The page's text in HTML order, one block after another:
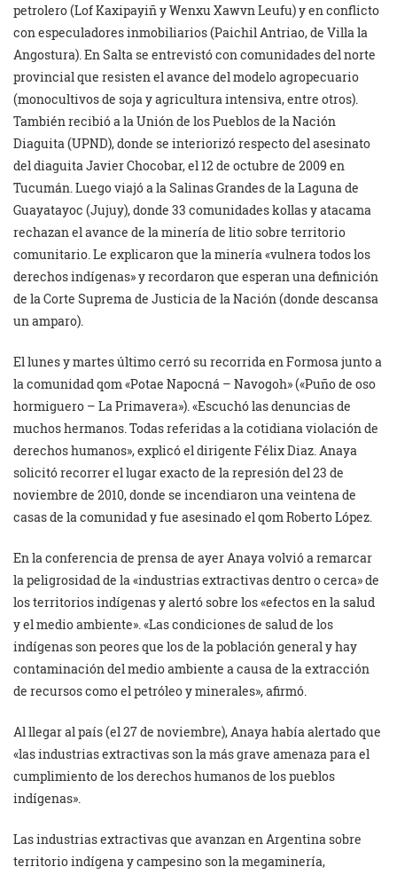
petrolero (Lof Kaxipayiñ y Wenxu Xawvn Leufu) y en conflicto
con especuladores inmobiliarios (Paichil Antriao, de Villa la
Angostura). En Salta se entrevistó con comunidades del norte
provincial que resisten el avance del modelo agropecuario
(monocultivos de soja y agricultura intensiva, entre otros).
También recibió a la Unión de los Pueblos de la Nación
Diaguita (UPND), donde se interiorizó respecto del asesinato
del diaguita Javier Chocobar, el 12 de octubre de 2009 en
Tucumán. Luego viajó a la Salinas Grandes de la Laguna de
Guayatayoc (Jujuy), donde 33 comunidades kollas y atacama
rechazan el avance de la minería de litio sobre territorio
comunitario. Le explicaron que la minería «vulnera todos los
derechos indígenas» y recordaron que esperan una definición
de la Corte Suprema de Justicia de la Nación (donde descansa
un amparo).
El lunes y martes último cerró su recorrida en Formosa junto a
la comunidad qom «Potae Napocná – Navogoh» («Puño de oso
hormiguero – La Primavera»). «Escuchó las denuncias de
muchos hermanos. Todas referidas a la cotidiana violación de
derechos humanos», explicó el dirigente Félix Diaz. Anaya
solicitó recorrer el lugar exacto de la represión del 23 de
noviembre de 2010, donde se incendiaron una veintena de
casas de la comunidad y fue asesinado el qom Roberto López.
En la conferencia de prensa de ayer Anaya volvió a remarcar
la peligrosidad de la «industrias extractivas dentro o cerca» de
los territorios indígenas y alertó sobre los «efectos en la salud
y el medio ambiente». «Las condiciones de salud de los
indígenas son peores que los de la población general y hay
contaminación del medio ambiente a causa de la extracción
de recursos como el petróleo y minerales», afirmó.
Al llegar al país (el 27 de noviembre), Anaya había alertado que
«las industrias extractivas son la más grave amenaza para el
cumplimiento de los derechos humanos de los pueblos
indígenas».
Las industrias extractivas que avanzan en Argentina sobre
territorio indígena y campesino son la megaminería,